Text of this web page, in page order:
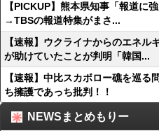
【PICKUP】熊本県知事「報道に
→TBSの報道特集がまさ...
【速報】ウクライナからのエネル
が助けていたことが判明「韓国...
【速報】中比スカボロー礁を巡る
ち擁護であっち批判！！
NEWSまとめもりー